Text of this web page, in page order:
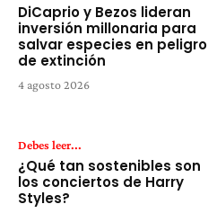
DiCaprio y Bezos lideran
inversión millonaria para
salvar especies en peligro
de extinción
4 agosto 2026
Debes leer...
¿Qué tan sostenibles son
los conciertos de Harry
Styles?